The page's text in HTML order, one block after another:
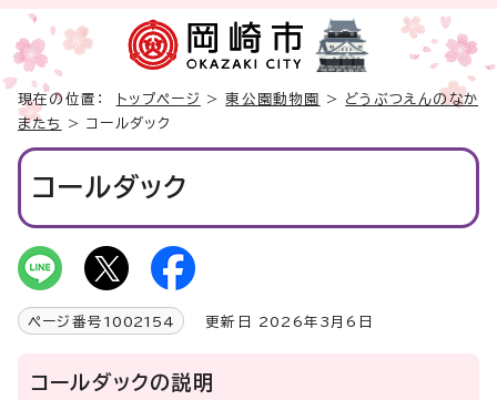
現在の位置： トップページ > 東公園動物園 > どうぶつえんのなか
またち
> コールダック
コールダック
ページ番号 1002154 更新日 2026年3月6日
コールダックの説明